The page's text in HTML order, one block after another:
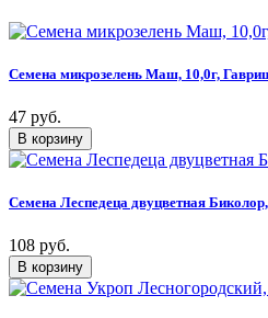
Семена микрозелень Маш, 10,0г,
47 руб.
Семена Леспедеца двуцветная
108 руб.